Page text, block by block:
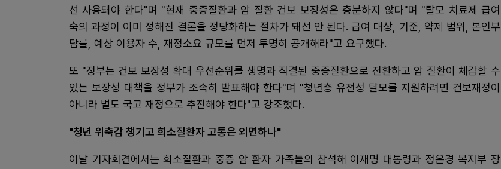
선 사용돼야 한다"며 "현재 중증질환과 암 질환 건보 보장성은 충분하지 않다"며 "탈모 치료제 급여
숙의 과정이 이미 정해진 결론을 정당화하는 절차가 돼선 안 된다. 급여 대상, 기준, 약제 범위, 본인부
담률, 예상 이용자 수, 재정소요 규모를 먼저 투명히 공개해라"고 요구했다.
또 "정부는 건보 보장성 확대 우선순위를 생명과 직결된 중증질환으로 전환하고 암 질환이 체감할 수
있는 보장성 대책을 정부가 조속히 발표해야 한다"며 "청년층 유전성 탈모를 지원하려면 건보재정이
아니라 별도 국고 재정으로 추진해야 한다"고 강조했다.
"청년 위축감 챙기고 희소질환자 고통은 외면하나"
이날 기자회견에서는 희소질환과 중증 암 환자 가족들의 참석해 이재명 대통령과 정은경 복지부 장